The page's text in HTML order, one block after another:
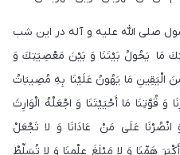
صلى اللّه عليه و آله در اين شب
مَا يَحُولُ بَيْنَنَا وَ بَيْنَ مَعْصِيَتِكَ وَ
الْيَقِينِ مَا يَهُونُ عَلَيْنَا بِهِ مُصِيبَاتُ
وَ قُوَّتِنَا مَا أَحْيَيْتَنَا وَ اجْعَلْهُ الْوَارِثَ
عَلَى مَنْ عَادَانَا وَ لا تَجْعَلْ
هَمِّنَا وَ لا مَبْلَغَ عِلْمِنَا وَ لا تُسَلِّطْ